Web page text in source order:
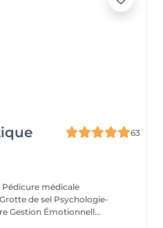
63
médicale
de sel Psychologie-
Gestion Émotionnell...